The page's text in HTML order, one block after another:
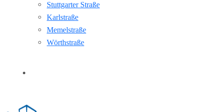
Stuttgarter Straße
Karlstraße
Memelstraße
Wörthstraße